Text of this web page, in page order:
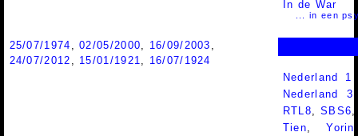
In de War
... in een
25/07/1974 ,02/05/2000 16/09/2003
24/07/2012
15/01/1921
16/07/1924
Nederland
Nederland
RTL8,SBS6
Tien,Yorin